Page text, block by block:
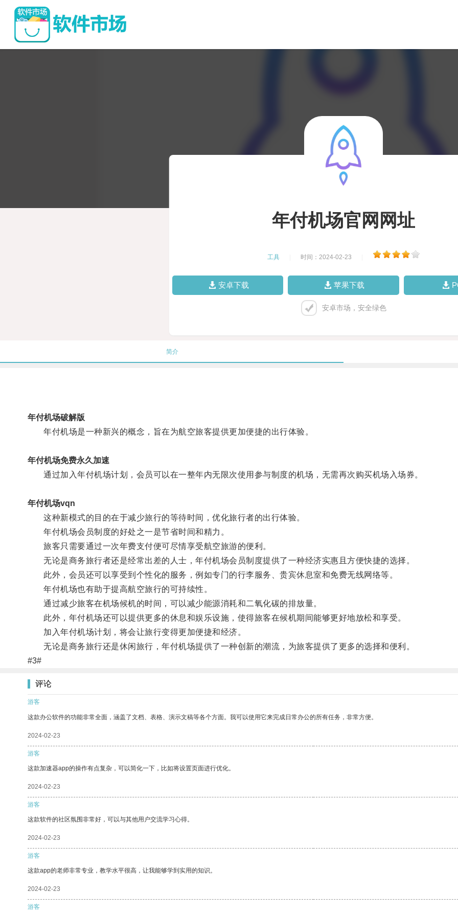
年付机场官网网址
工具 时间：2024-02-23
安卓下载 苹果下载
安卓市场，安全绿色
简介
年付机场破解版
年付机场是一种新兴的概念，旨在为航空旅客提供更加便捷的出行体验。
年付机场免费永久加速
通过加入年付机场计划，会员可以在一整年内无限次使用参与制度的机场，无需再次购买机场入场券。
年付机场vqn
这种新模式的目的在于减少旅行的等待时间，优化旅行者的出行体验。
年付机场会员制度的好处之一是节省时间和精力。
旅客只需要通过一次年费支付便可尽情享受航空旅游的便利。
无论是商务旅行者还是经常出差的人士，年付机场会员制度提供了一种经济实惠且方便快捷的选择。
此外，会员还可以享受到个性化的服务，例如专门的行李服务、贵宾休息室和免费无线网络等。
年付机场也有助于提高航空旅行的可持续性。
通过减少旅客在机场候机的时间，可以减少能源消耗和二氧化碳的排放量。
此外，年付机场还可以提供更多的休息和娱乐设施，使得旅客在候机期间能够更好地放松和享受。
加入年付机场计划，将会让旅行变得更加便捷和经济。
无论是商务旅行还是休闲旅行，年付机场提供了一种创新的潮流，为旅客提供了更多的选择和便利。
#3#
评论
游客
这款办公软件的功能非常全面，涵盖了文档、表格、演示文稿等各个方面。我可以使用它来完成日常办公的所有任务，非常方便。
2024-02-23
游客
这款加速器app的操作有点复杂，可以简化一下，比如将设置页面进行优化。
2024-02-23
游客
这款软件的社区氛围非常好，可以与其他用户交流学习心得。
2024-02-23
游客
这款app的老师非常专业，教学水平很高，让我能够学到实用的知识。
2024-02-23
游客